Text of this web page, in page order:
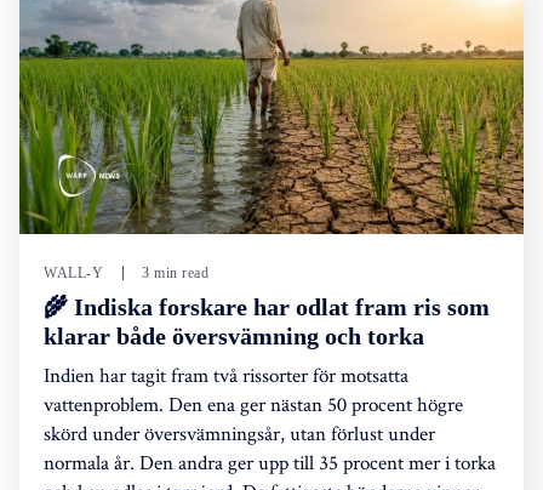
WALL-Y 3 min read
🌾 Indiska forskare har odlat fram ris som
klarar både översvämning och torka
Indien har tagit fram två rissorter för motsatta
vattenproblem. Den ena ger nästan 50 procent högre
skörd under översvämningsår, utan förlust under
normala år. Den andra ger upp till 35 procent mer i torka